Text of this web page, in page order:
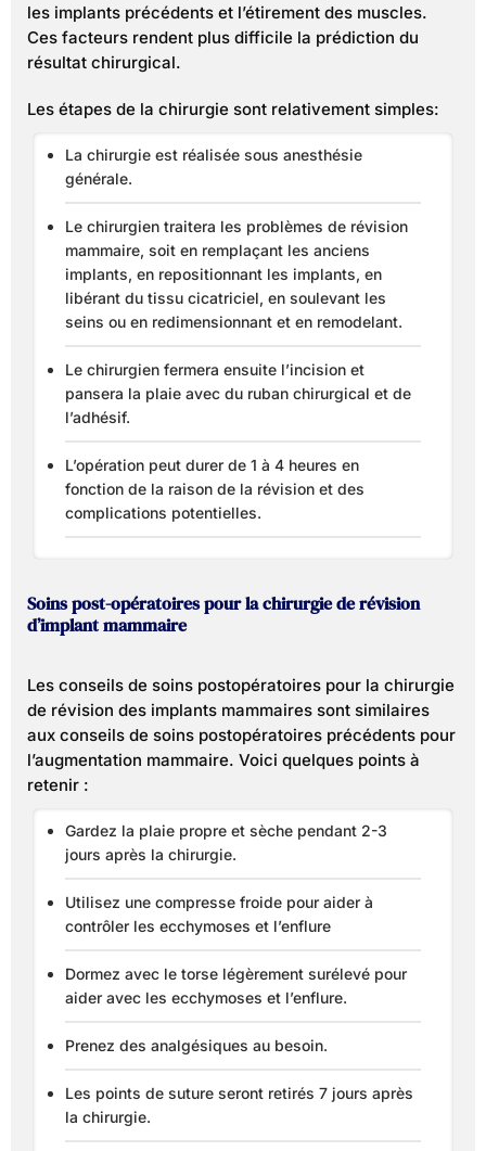
les implants précédents et l’étirement des muscles.
Ces facteurs rendent plus difficile la prédiction du
résultat chirurgical.
Les étapes de la chirurgie sont relativement simples:
La chirurgie est réalisée sous anesthésie
générale.
Le chirurgien traitera les problèmes de révision
mammaire, soit en remplaçant les anciens
implants, en repositionnant les implants, en
libérant du tissu cicatriciel, en soulevant les
seins ou en redimensionnant et en remodelant.
Le chirurgien fermera ensuite l’incision et
pansera la plaie avec du ruban chirurgical et de
l’adhésif.
L’opération peut durer de 1 à 4 heures en
fonction de la raison de la révision et des
complications potentielles.
Soins post-opératoires pour la chirurgie de révision
d’implant mammaire
Les conseils de soins postopératoires pour la chirurgie
de révision des implants mammaires sont similaires
aux conseils de soins postopératoires précédents pour
l’augmentation mammaire. Voici quelques points à
retenir :
Gardez la plaie propre et sèche pendant 2-3
jours après la chirurgie.
Utilisez une compresse froide pour aider à
contrôler les ecchymoses et l’enflure
Dormez avec le torse légèrement surélevé pour
aider avec les ecchymoses et l’enflure.
Prenez des analgésiques au besoin.
Les points de suture seront retirés 7 jours après
la chirurgie.